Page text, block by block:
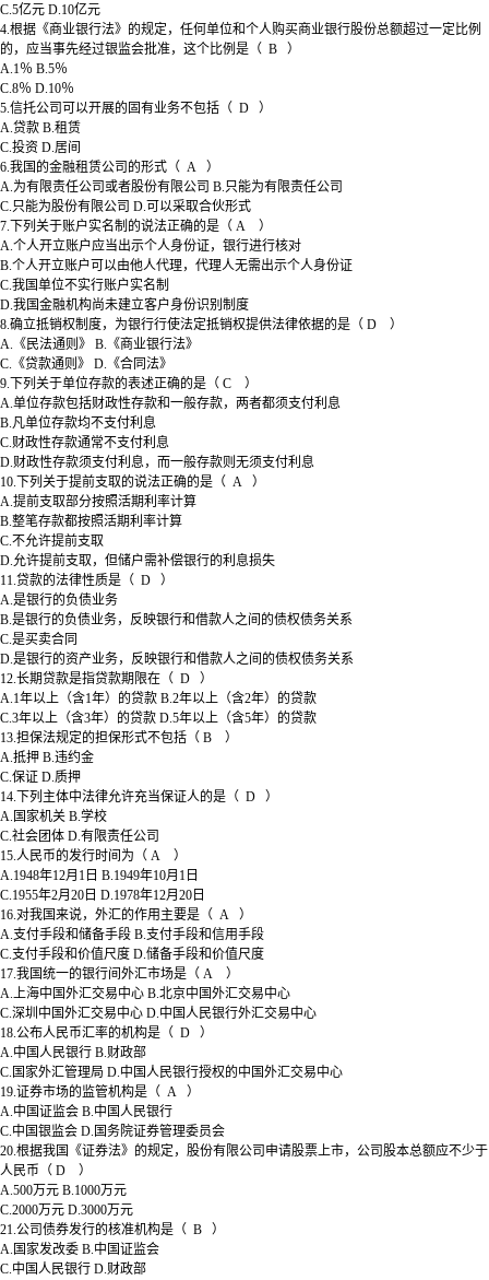
C.5亿元 D.10亿元
4.根据《商业银行法》的规定，任何单位和个人购买商业银行股份总额超过一定比例
的，应当事先经过银监会批准，这个比例是（ B ）
A.1％ B.5％
C.8％ D.10％
5.信托公司可以开展的固有业务不包括（ D ）
A.贷款 B.租赁
C.投资 D.居间
6.我国的金融租赁公司的形式（ A ）
A.为有限责任公司或者股份有限公司 B.只能为有限责任公司
C.只能为股份有限公司 D.可以采取合伙形式
7.下列关于账户实名制的说法正确的是（ A ）
A.个人开立账户应当出示个人身份证，银行进行核对
B.个人开立账户可以由他人代理，代理人无需出示个人身份证
C.我国单位不实行账户实名制
D.我国金融机构尚未建立客户身份识别制度
8.确立抵销权制度，为银行行使法定抵销权提供法律依据的是（ D ）
A.《民法通则》 B.《商业银行法》
C.《贷款通则》 D.《合同法》
9.下列关于单位存款的表述正确的是（ C ）
A.单位存款包括财政性存款和一般存款，两者都须支付利息
B.凡单位存款均不支付利息
C.财政性存款通常不支付利息
D.财政性存款须支付利息，而一般存款则无须支付利息
10.下列关于提前支取的说法正确的是（ A ）
A.提前支取部分按照活期利率计算
B.整笔存款都按照活期利率计算
C.不允许提前支取
D.允许提前支取，但储户需补偿银行的利息损失
11.贷款的法律性质是（ D ）
A.是银行的负债业务
B.是银行的负债业务，反映银行和借款人之间的债权债务关系
C.是买卖合同
D.是银行的资产业务，反映银行和借款人之间的债权债务关系
12.长期贷款是指贷款期限在（ D ）
A.1年以上（含1年）的贷款 B.2年以上（含2年）的贷款
C.3年以上（含3年）的贷款 D.5年以上（含5年）的贷款
13.担保法规定的担保形式不包括（ B ）
A.抵押 B.违约金
C.保证 D.质押
14.下列主体中法律允许充当保证人的是（ D ）
A.国家机关 B.学校
C.社会团体 D.有限责任公司
15.人民币的发行时间为（ A ）
A.1948年12月1日 B.1949年10月1日
C.1955年2月20日 D.1978年12月20日
16.对我国来说，外汇的作用主要是（ A ）
A.支付手段和储备手段 B.支付手段和信用手段
C.支付手段和价值尺度 D.储备手段和价值尺度
17.我国统一的银行间外汇市场是（ A ）
A.上海中国外汇交易中心 B.北京中国外汇交易中心
C.深圳中国外汇交易中心 D.中国人民银行外汇交易中心
18.公布人民币汇率的机构是（ D ）
A.中国人民银行 B.财政部
C.国家外汇管理局 D.中国人民银行授权的中国外汇交易中心
19.证券市场的监管机构是（ A ）
A.中国证监会 B.中国人民银行
C.中国银监会 D.国务院证券管理委员会
20.根据我国《证券法》的规定，股份有限公司申请股票上市，公司股本总额应不少于
人民币（ D ）
A.500万元 B.1000万元
C.2000万元 D.3000万元
21.公司债券发行的核准机构是（ B ）
A.国家发改委 B.中国证监会
C.中国人民银行 D.财政部